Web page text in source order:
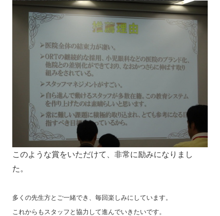
このような賞をいただけて、非常に励みになりまし
た。
多くの先生方とご一緒でき、毎回楽しみにしています。
これからもスタッフと協力して進んでいきたいです。